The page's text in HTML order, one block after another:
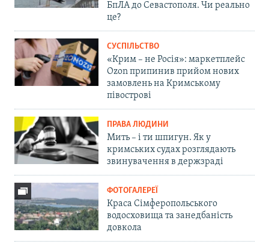
БпЛА до Севастополя. Чи реально
це?
СУСПІЛЬСТВО
«Крим – не Росія»: маркетплейс
Ozon припинив прийом нових
замовлень на Кримському
півострові
ПРАВА ЛЮДИНИ
Мить – і ти шпигун. Як у
кримських судах розглядають
звинувачення в держзраді
ФОТОГАЛЕРЕЇ
Краса Сімферопольського
водосховища та занедбаність
довкола